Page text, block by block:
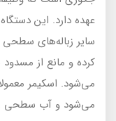
عهده دارد. این
سایر زباله‌های سطحی
کرده و مانع از
می‌شود. اسکیمر
می‌شود و آب سطحی